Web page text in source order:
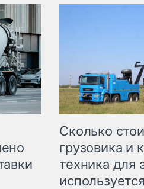
Сколько
грузовика и
техника для
используется